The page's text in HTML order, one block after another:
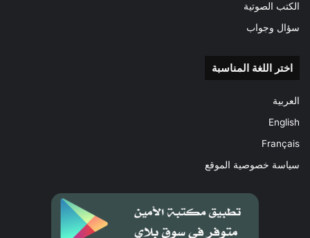
الكتب الصوتية
سؤال وجواب
اختر اللغة المناسبة
العربية
English
Français
سياسة خصوصية الموقع